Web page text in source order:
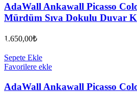
AdaWall Ankawall Picasso
Mürdüm Sıva Dokulu Duvar
1.650,00₺
Sepete Ekle
Favorilere ekle
AdaWall Ankawall Picasso